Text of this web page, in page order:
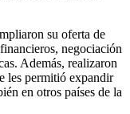
su oferta de
negociación
Además, realizaron
les permitió expandir
en otros países de la